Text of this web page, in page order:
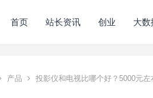
首页 站长资讯 创业 大数
产品 投影仪和电视比哪个好？5000元